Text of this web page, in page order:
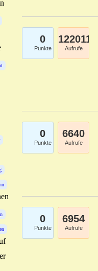
0
Punkte
122011
Aufrufe
0
Punkte
6640
Aufrufe
0
Punkte
6954
Aufrufe